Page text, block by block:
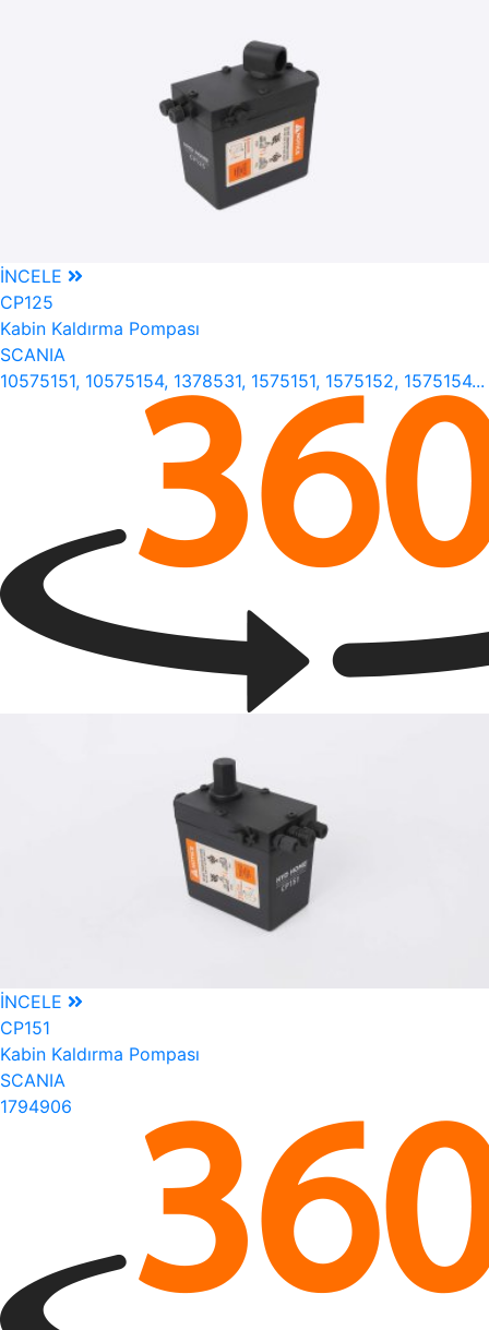
İNCELE
CP125
Kabin Kaldırma Pompası
SCANIA
10575151, 10575154, 1378531, 1575151, 1575152, 1575154...
İNCELE
CP151
Kabin Kaldırma Pompası
SCANIA
1794906